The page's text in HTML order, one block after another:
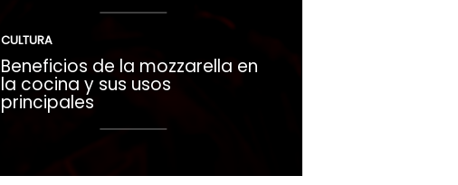
CULTURA
Beneficios de la mozzarella en
la cocina y sus usos
principales